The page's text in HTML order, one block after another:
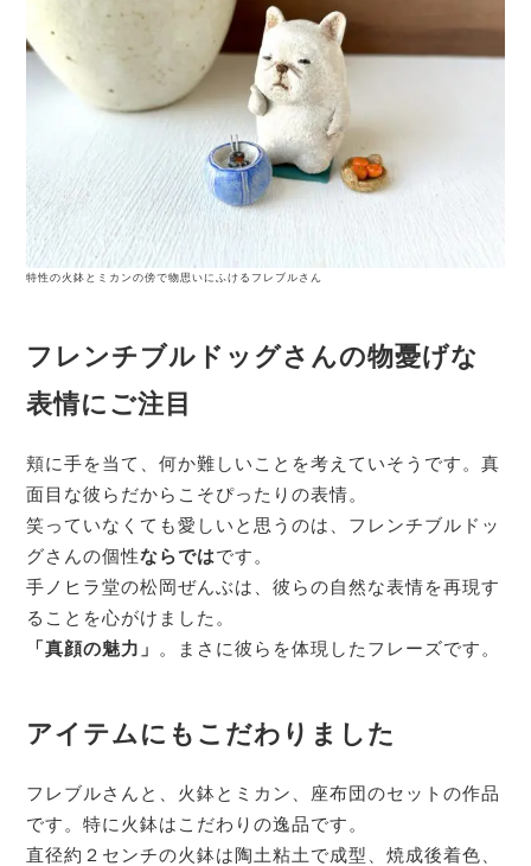
特性の火鉢とミカンの傍で物思いにふけるフレブルさん
フレンチブルドッグさんの物憂げな
表情にご注目
頬に手を当て、何か難しいことを考えていそうです。真
面目な彼らだからこそぴったりの表情。
笑っていなくても愛しいと思うのは、フレンチブルドッ
グさんの個性ならではです。
手ノヒラ堂の松岡ぜんぶは、彼らの自然な表情を再現す
ることを心がけました。
「真顔の魅力」 。まさに彼らを体現したフレーズです。
アイテムにもこだわりました
フレブルさんと、火鉢とミカン、座布団のセットの作品
です。特に火鉢はこだわりの逸品です。
直径約２センチの火鉢は陶土粘土で成型、焼成後着色、